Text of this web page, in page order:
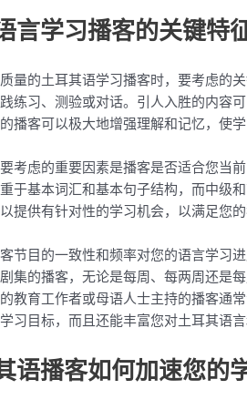
言学习播客的关键特
量的土耳其语学习播客时，要考虑的
练习、测验或对话。引人入胜的内容
播客可以极大地增强理解和记忆，使
考虑的重要因素是播客是否适合您当
于基本词汇和基本句子结构，而中级
提供有针对性的学习机会，以满足您
节目的一致性和频率对您的语言学习
集的播客，无论是每周、每两周还是
教育工作者或母语人士主持的播客通
习目标，而且还能丰富您对土耳其语
语播客如何加速您的